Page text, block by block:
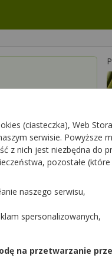
postacią i
(ciasteczka), Web
serwisie. Powyższe
z nich jest niezbędna do
pozostałe
naszego serwisu,
spersonalizowanych,
na przetwarzanie